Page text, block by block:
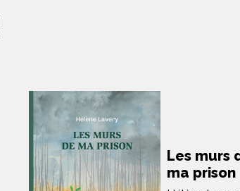
Les murs
ma prison